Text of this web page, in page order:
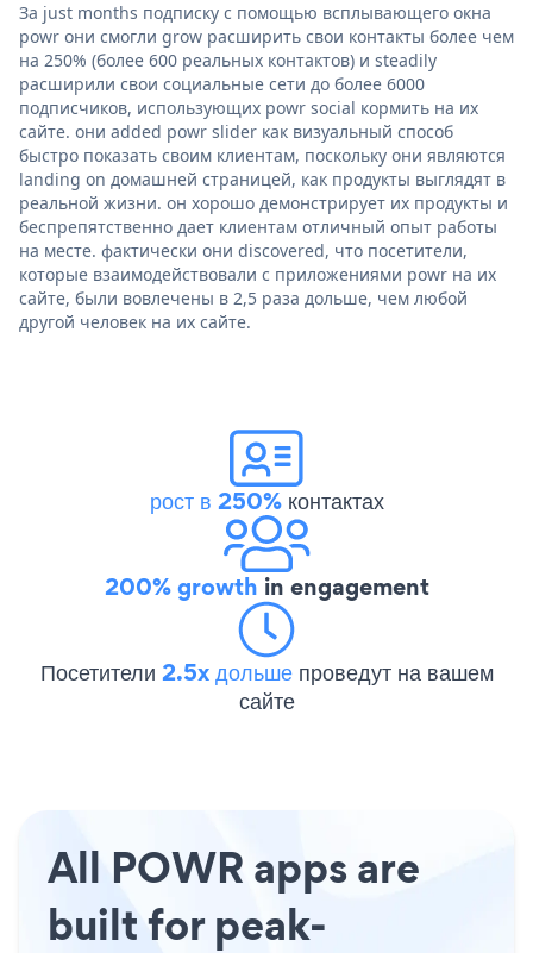
За just months подписку с помощью всплывающего окна
powr они смогли grow расширить свои контакты более чем
на 250% (более 600 реальных контактов) и steadily
расширили свои социальные сети до более 6000
подписчиков, использующих powr social кормить на их
сайте. они added powr slider как визуальный способ
быстро показать своим клиентам, поскольку они являются
landing on домашней страницей, как продукты выглядят в
реальной жизни. он хорошо демонстрирует их продукты и
беспрепятственно дает клиентам отличный опыт работы
на месте. фактически они discovered, что посетители,
которые взаимодействовали с приложениями powr на их
сайте, были вовлечены в 2,5 раза дольше, чем любой
другой человек на их сайте.
рост в 250%контактах
200% growth in engagement
Посетители 2.5x дольше проведут на вашем
сайте
All POWR apps are
built for peak-